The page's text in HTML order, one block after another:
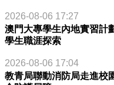
2026-08-06 17:27
澳門大專學生內地實習計
學生職涯探索
2026-08-06 17:04
教青局聯動消防局走進